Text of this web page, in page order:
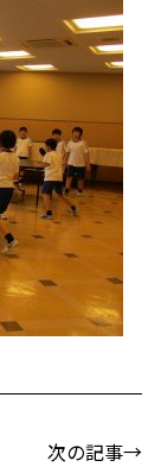
次の記事→